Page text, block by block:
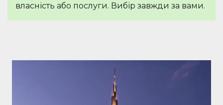
власність або послуги. Вибір завжди за вами.